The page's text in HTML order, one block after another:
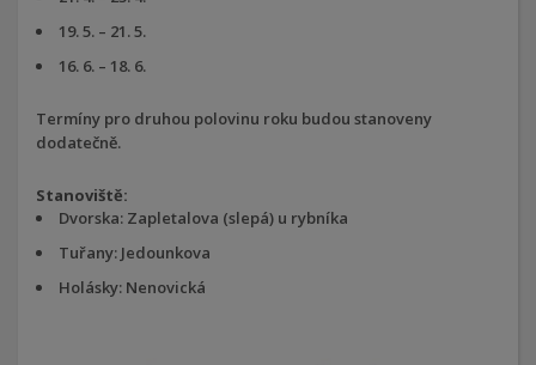
19. 5. – 21. 5.
16. 6. – 18. 6.
Termíny pro druhou polovinu roku budou stanoveny
dodatečně.
Stanoviště:
Dvorska: Zapletalova (slepá) u rybníka
Tuřany: Jedounkova
Holásky: Nenovická